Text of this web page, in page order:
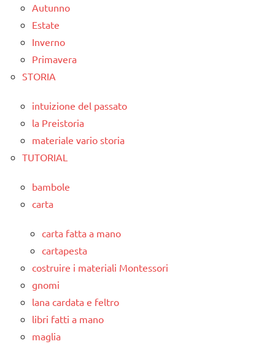
Autunno
Estate
Inverno
Primavera
STORIA
intuizione del passato
la Preistoria
materiale vario storia
TUTORIAL
bambole
carta
carta fatta a mano
cartapesta
costruire i materiali Montessori
gnomi
lana cardata e feltro
libri fatti a mano
maglia